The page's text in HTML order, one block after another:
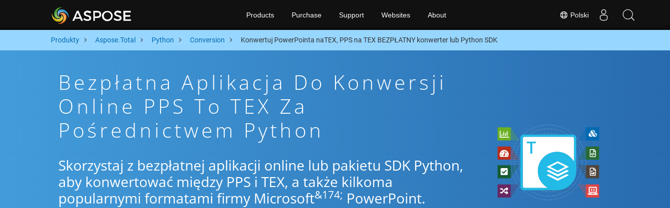
Polski
Products Purchase Support Websites About
Produkty Aspose.Total Python Conversion Konwertuj PowerPointa naTEX, PPS na TEX BEZPŁATNY konwerter lub Python SDK
Bezpłatna Aplikacja Do Konwersji
Online PPS To TEX Za
Pośrednictwem Python
Skorzystaj z bezpłatnej aplikacji online lub pakietu SDK Python,
aby konwertować między PPS i TEX, a także kilkoma
popularnymi formatami firmy Microsoft&174; PowerPoint.